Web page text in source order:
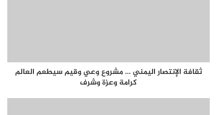
ثقافة الإنتصار اليمني ... مشروع وعي وقيم سيطعم العالم
كرامة وعزة وشرف